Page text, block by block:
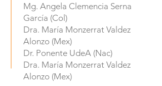
Mg. Angela Clemencia Serna
García (Col)
Dra. María Monzerrat Valdez
Alonzo (Mex)
Dr. Ponente UdeA (Nac)
Dra. María Monzerrat Valdez
Alonzo (Mex)